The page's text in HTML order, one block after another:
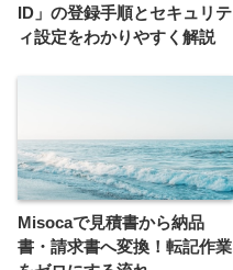
ID」の登録手順とセキュリテ
ィ設定をわかりやすく解説
Misocaで見積書から納品
書・請求書へ変換！転記作業